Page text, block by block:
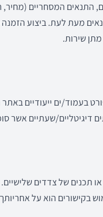
התנאים המסחריים (מחיר,
מעת לעת. ביצוע
שירות.
בעמוד/ים ייעודיים
שעתיים אשר
תכנים של צדדים
בקישורים הוא על